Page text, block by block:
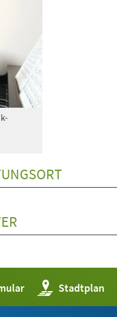
Stadtplan
(Öffnet
in
einem